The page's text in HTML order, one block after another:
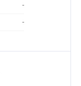
-
-